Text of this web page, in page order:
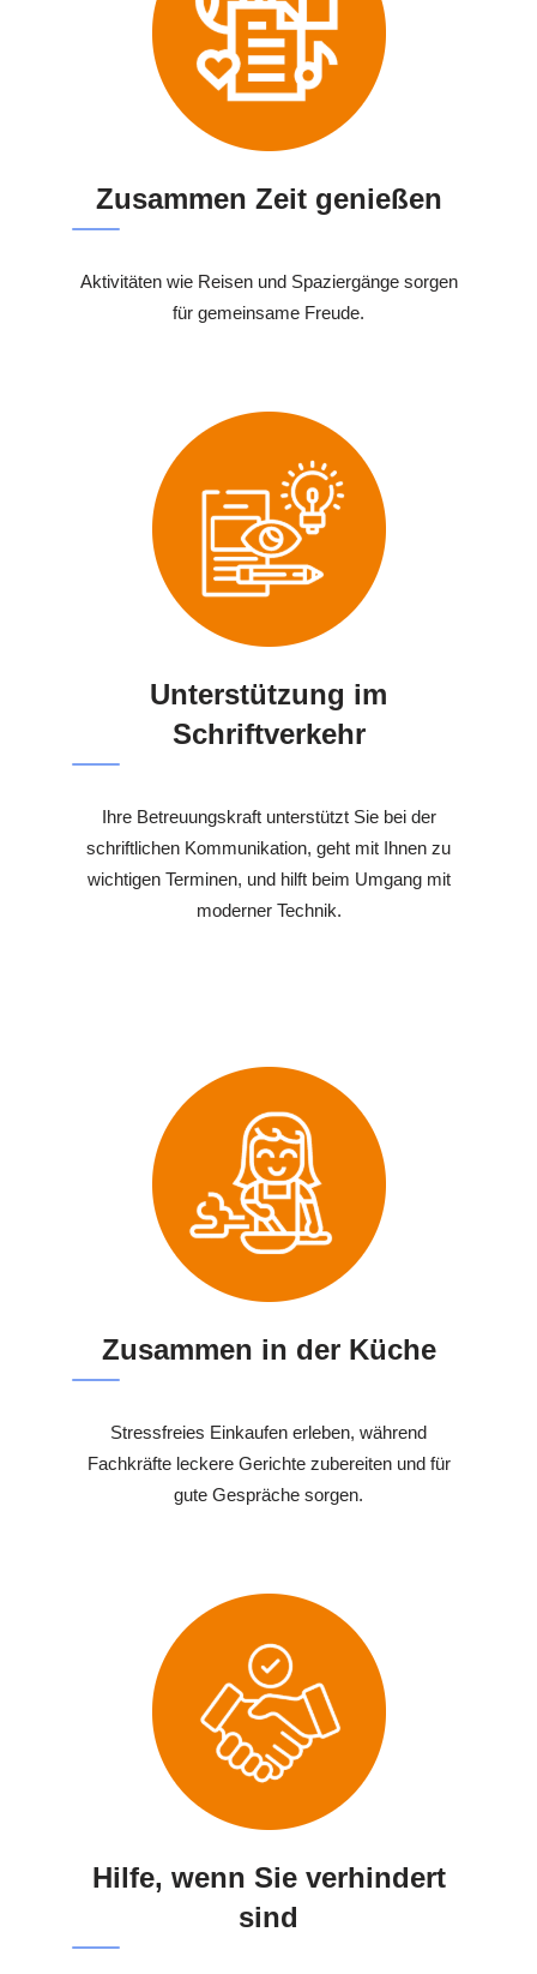
Zusammen Zeit genießen
Aktivitäten wie Reisen und Spaziergänge sorgen
für gemeinsame Freude.
Unterstützung im
Schriftverkehr
Ihre Betreuungskraft unterstützt Sie bei der
schriftlichen Kommunikation, geht mit Ihnen zu
wichtigen Terminen, und hilft beim Umgang mit
moderner Technik.
Zusammen in der Küche
Stressfreies Einkaufen erleben, während
Fachkräfte leckere Gerichte zubereiten und für
gute Gespräche sorgen.
Hilfe, wenn Sie verhindert
sind